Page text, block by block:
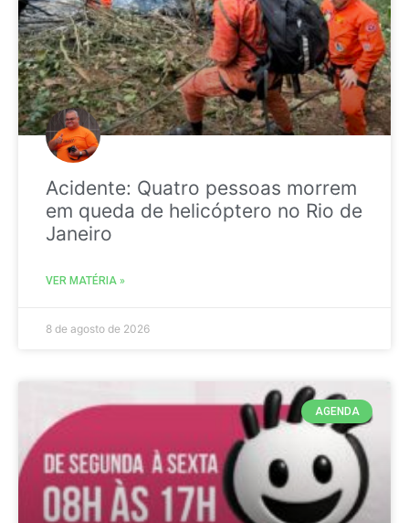
Acidente: Quatro pessoas morrem
em queda de helicóptero no Rio de
Janeiro
VER MATÉRIA »
8 de agosto de 2026
AGENDA